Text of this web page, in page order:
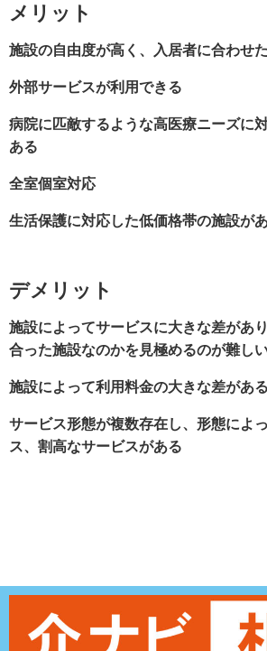
メリット
施設の自由度が高く、入居者に合わせ
外部サービスが利用できる
病院に匹敵するような高医療ニーズに
ある
全室個室対応
生活保護に対応した低価格帯の施設が
デメリット
施設によってサービスに大きな差があ
合った施設なのかを見極めるのが難し
施設によって利用料金の大きな差がある
サービス形態が複数存在し、形態によ
ス、割高なサービスがある